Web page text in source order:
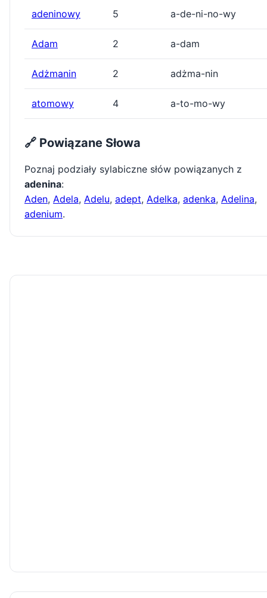
adeninowy 5 a-de-ni-no-wy
Adam 2 a-dam
Adżmanin 2 adżma-nin
atomowy 4 a-to-mo-wy
🔗 Powiązane Słowa
Poznaj podziały sylabiczne słów powiązanych z
adenina:
Aden, Adela, Adelu, adept, Adelka, adenka, Adelina,
adenium.